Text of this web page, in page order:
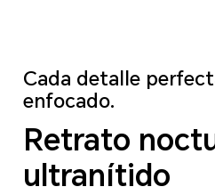
Cada detalle
enfocado.
Retrato
ultranítido